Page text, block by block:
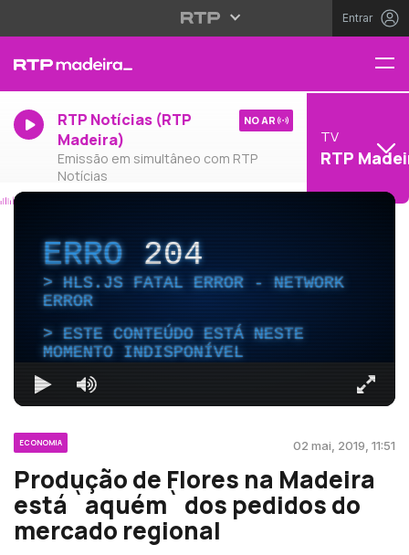
Entrar
RTP Notícias (RTP
Madeira)
Emissão em simultâneo com RTP
Notícias
NO AR
TV
RTP
ERRO204
HLS.JS FATAL ERROR - NETWORK
ERROR
ESTE CONTEÚDO ESTÁ NESTE
MOMENTO INDISPONÍVEL
ECONOMIA 02 mai, 2019, 11:51
Produção de Flores na Madeira
está `aquém` dos pedidos do
mercado regional